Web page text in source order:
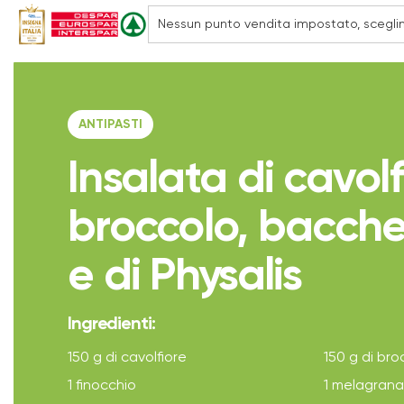
ANTIPASTI
Insalata di
broccolo,
e di Physalis
Ingredienti:
150 g di cavolfiore
150 g di
1 finocchio
1 melagrana